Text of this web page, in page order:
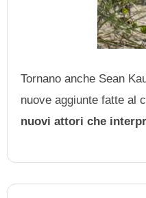
Tornano anche Sean
nuove aggiunte fatte al
nuovi attori che